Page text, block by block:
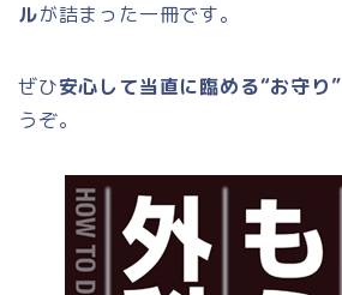
ルが詰まった一冊です。
ぜひ安心して当直に臨める“お守り”
うぞ。